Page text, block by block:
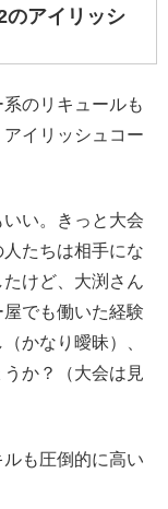
のアイリッシ
のリキュールも
イリッシュコー
い。きっと大会
たちは相手にな
けど、大渕さん
でも働いた経験
かなり曖昧）、
か？（大会は見
も圧倒的に高い